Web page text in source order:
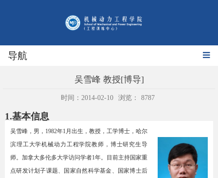
导航
吴雪峰 教授[博导]
时间：2014-02-10 浏览： 8787
1.基本信息
吴雪峰，男， 1982年1 月出生，教授，工学博士，哈尔
滨理工大学机械动力工程学院教师，博士研究生导
师。加拿大多伦多大学访问学者1年。目前主持国家重
点研发计划子课题、国家自然科学基金、国家博士后